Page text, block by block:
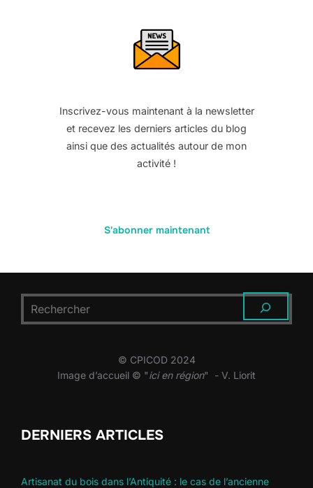
Inscrivez-vous maintenant à la newsletter
et recevez les derniers articles du blog
ainsi que des actualités autour de mon
activité !
S'abonner maintenant
RECHERCHER
© CPICOD 2024
Image d’accueil © "ici en région" - V. Liorit
DERNIERS ARTICLES
Artisanat du bois dans l’Antiquité : le cas de l’ancienne